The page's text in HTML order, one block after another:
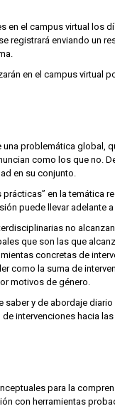
en el campus virtual los
registrará enviando un
en el campus virtual
problemática global,
como los que no.
en su conjunto.
en la temática
puede llevar adelante
no
que son las que
concretas de
como la suma de
motivos de género.
y de abordaje
intervenciones hacia
para la
con herramientas